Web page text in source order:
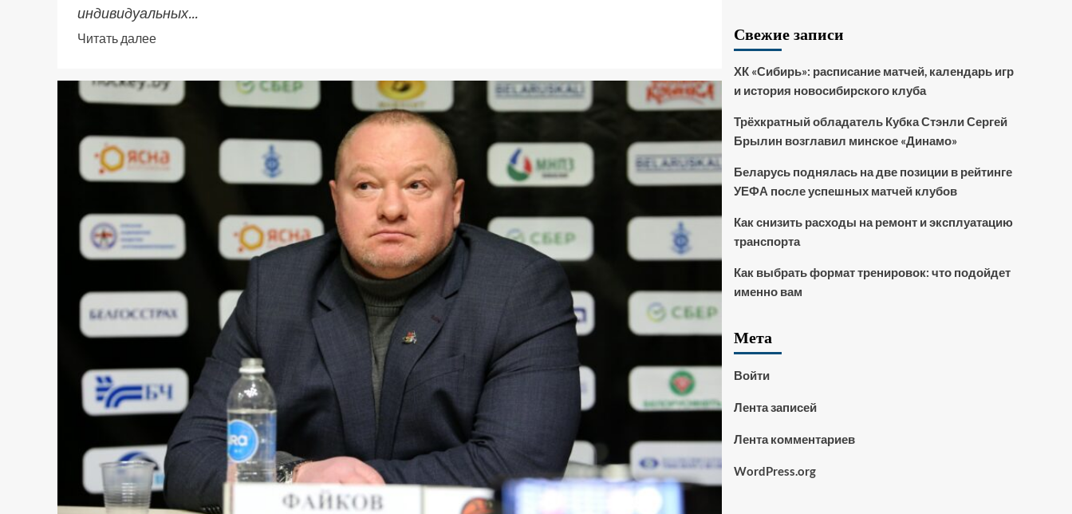
индивидуальных...
Читать далее Свежие записи
ХК «Сибирь»: расписание матчей, календарь игр
и история новосибирского клуба
Трёхкратный обладатель Кубка Стэнли Сергей
Брылин возглавил минское «Динамо»
Беларусь поднялась на две позиции в рейтинге
УЕФА после успешных матчей клубов
Как снизить расходы на ремонт и эксплуатацию
транспорта
Как выбрать формат тренировок: что подойдет
именно вам
Мета
Войти
Лента записей
Лента комментариев
WordPress.org